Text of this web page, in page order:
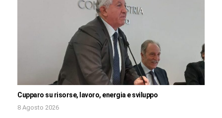
Cupparo su risorse, lavoro, energia e sviluppo
8 Agosto 2026